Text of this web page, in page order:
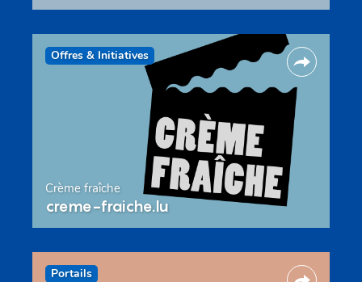
Offres & Initiatives
Crème fraîche
creme-fraiche.lu
Portails